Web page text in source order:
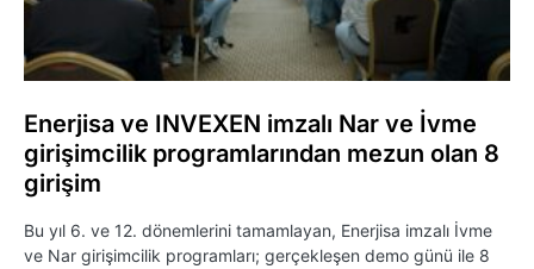
Enerjisa ve INVEXEN imzalı Nar ve İvme
girişimcilik programlarından mezun olan 8
girişim
Bu yıl 6. ve 12. dönemlerini tamamlayan, Enerjisa imzalı İvme
ve Nar girişimcilik programları; gerçekleşen demo günü ile 8